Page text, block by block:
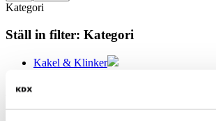
Kategori
Ställ in filter: Kategori
Kakel & Klinker
Utseende